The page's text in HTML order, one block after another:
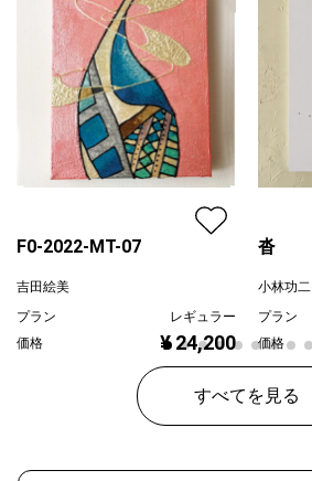
F0-2022-MT-07
吉田絵美
プラン
レギュラー
価格
¥ 24,200
沓
小林功二
プラン
価格
すべてを見る